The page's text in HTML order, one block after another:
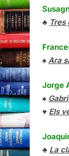
♣ Tres
♠ Ara
Jorge
♠
♥ Els
♣ La